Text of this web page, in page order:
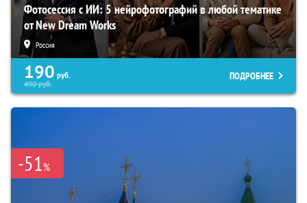
Фотосессия с ИИ: 5 нейрофотографий в любой тематике
от New Dream Works
Россия
190 руб.
490руб.
ПОДРОБНЕЕ
-51%